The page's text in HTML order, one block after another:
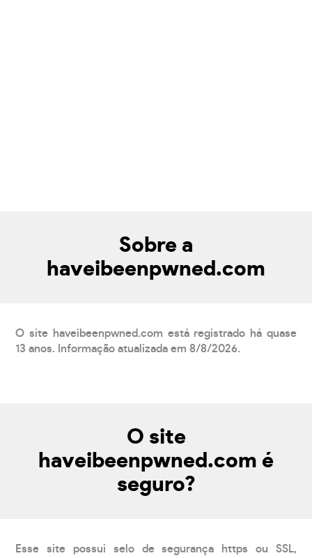
Sobre a
haveibeenpwned.com
O site haveibeenpwned.com está registrado há quase
13 anos. Informação atualizada em 8/8/2026.
O site
haveibeenpwned.com é
seguro?
Esse site possui selo de segurança https ou SSL,